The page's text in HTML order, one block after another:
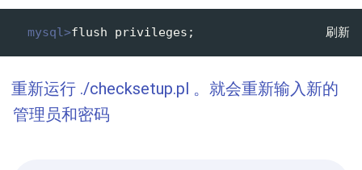
  mysql>
flush privileges;                  刷新用
重新运行 ./checksetup.pl 。就会重新输入新的
管理员和密码